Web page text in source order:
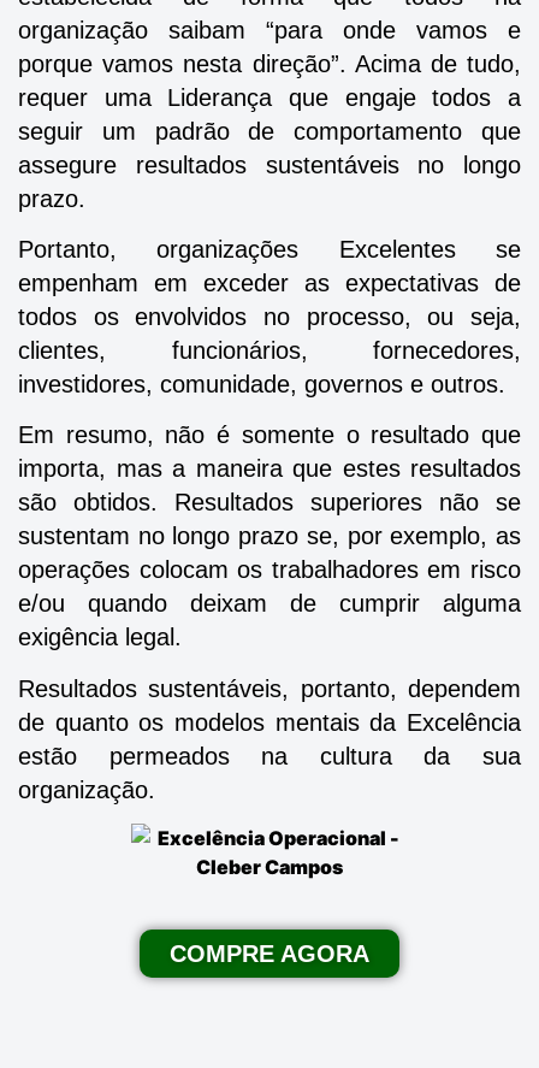
organização saibam “para onde vamos e
porque vamos nesta direção”. Acima de tudo,
requer uma Liderança que engaje todos a
seguir um padrão de comportamento que
assegure resultados sustentáveis no longo
prazo.
Portanto, organizações Excelentes se
empenham em exceder as expectativas de
todos os envolvidos no processo, ou seja,
clientes, funcionários, fornecedores,
investidores, comunidade, governos e outros.
Em resumo, não é somente o resultado que
importa, mas a maneira que estes resultados
são obtidos. Resultados superiores não se
sustentam no longo prazo se, por exemplo, as
operações colocam os trabalhadores em risco
e/ou quando deixam de cumprir alguma
exigência legal.
Resultados sustentáveis, portanto, dependem
de quanto os modelos mentais da Excelência
estão permeados na cultura da sua
organização.
COMPRE AGORA